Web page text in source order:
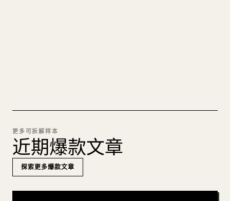
更多可拆解样本
近期爆款文章
探索更多爆款文章